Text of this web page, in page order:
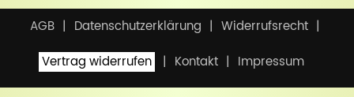
AGB Datenschutzerklärung
Widerrufsrecht
Vertrag widerrufen
Kontakt Impressum